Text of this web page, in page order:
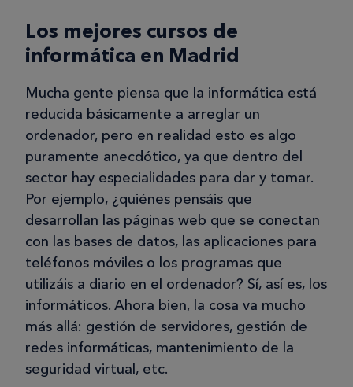
Los mejores cursos de
informática en Madrid
Mucha gente piensa que la informática está
reducida básicamente a arreglar un
ordenador, pero en realidad esto es algo
puramente anecdótico, ya que dentro del
sector hay especialidades para dar y tomar.
Por ejemplo, ¿quiénes pensáis que
desarrollan las páginas web que se conectan
con las bases de datos, las aplicaciones para
teléfonos móviles o los programas que
utilizáis a diario en el ordenador? Sí, así es, los
informáticos. Ahora bien, la cosa va mucho
más allá: gestión de servidores, gestión de
redes informáticas, mantenimiento de la
seguridad virtual, etc.